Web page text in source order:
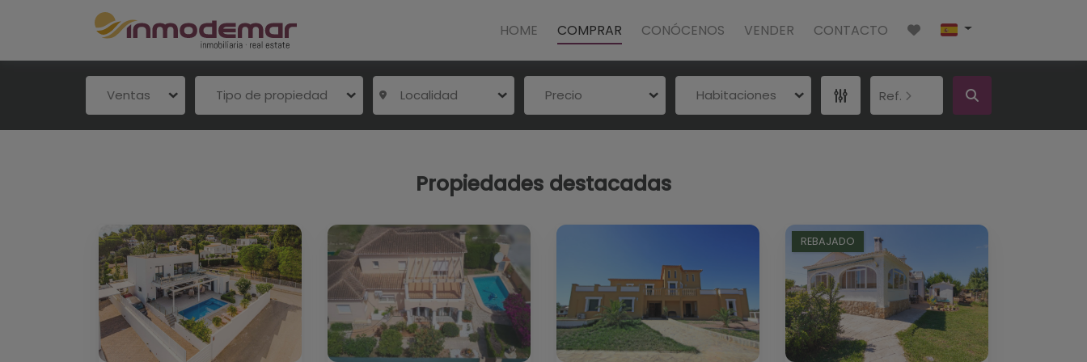
HOME COMPRAR CONÓCENOS VENDER CONTACTO
Ventas Tipo de propiedad Localidad Precio Habitaciones Ref.
Propiedades destacadas
REBAJADO